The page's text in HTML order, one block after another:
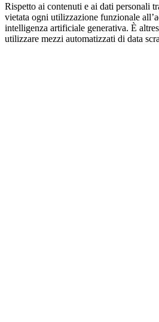
Rispetto ai contenuti e ai dati personali
vietata ogni utilizzazione funzionale
intelligenza artificiale generativa. È
utilizzare mezzi automatizzati di data